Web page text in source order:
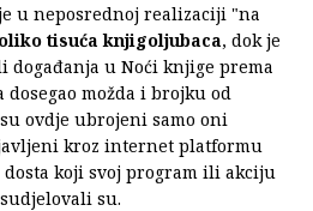
u neposrednoj realizaciji "na
tisuća knjigoljubaca, dok je
u Noći knjige prema
možda i brojku od
ovdje ubrojeni samo oni
kroz internet platformu
koji svoj program ili akciju
su.